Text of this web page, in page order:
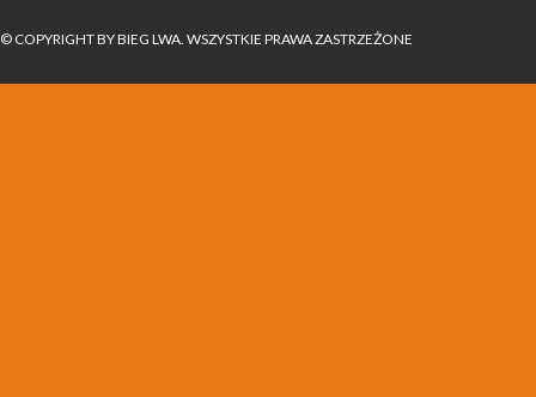
© COPYRIGHT BY BIEG LWA. WSZYSTKIE PRAWA ZASTRZEŻONE